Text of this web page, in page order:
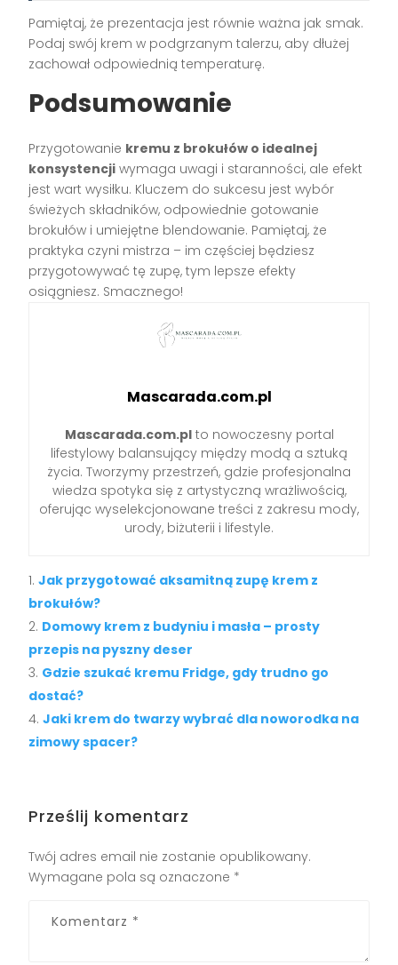
Pamiętaj, że prezentacja jest równie ważna jak smak.
Podaj swój krem w podgrzanym talerzu, aby dłużej
zachował odpowiednią temperaturę.
Podsumowanie
Przygotowanie kremu z brokułów o idealnej
konsystencji wymaga uwagi i staranności, ale efekt
jest wart wysiłku. Kluczem do sukcesu jest wybór
świeżych składników, odpowiednie gotowanie
brokułów i umiejętne blendowanie. Pamiętaj, że
praktyka czyni mistrza – im częściej będziesz
przygotowywać tę zupę, tym lepsze efekty
osiągniesz. Smacznego!
Mascarada.com.pl
Mascarada.com.plto nowoczesny portal
lifestylowy balansujący między modą a sztuką
życia. Tworzymy przestrzeń, gdzie profesjonalna
wiedza spotyka się z artystyczną wrażliwością,
oferując wyselekcjonowane treści z zakresu mody,
urody, biżuterii i lifestyle.
Jak przygotować aksamitną zupę krem z
brokułów?
Domowy krem z budyniu i masła – prosty
przepis na pyszny deser
Gdzie szukać kremu Fridge, gdy trudno go
dostać?
Jaki krem do twarzy wybrać dla noworodka na
zimowy spacer?
Prześlij komentarz
Twój adres email nie zostanie opublikowany.
Wymagane pola są oznaczone *